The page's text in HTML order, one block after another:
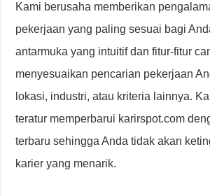
Kami berusaha memberikan
pekerjaan yang paling sesuai bagi
antarmuka yang intuitif dan fitur-fitur
menyesuaikan pencarian pekerjaan
lokasi, industri, atau kriteria lainnya.
teratur memperbarui karirspot.com
terbaru sehingga Anda tidak akan
karier yang menarik.